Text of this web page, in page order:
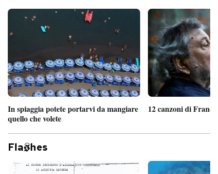
In spiaggia potete portarvi da mangiare
quello che volete
12 canzoni di
Fla hes